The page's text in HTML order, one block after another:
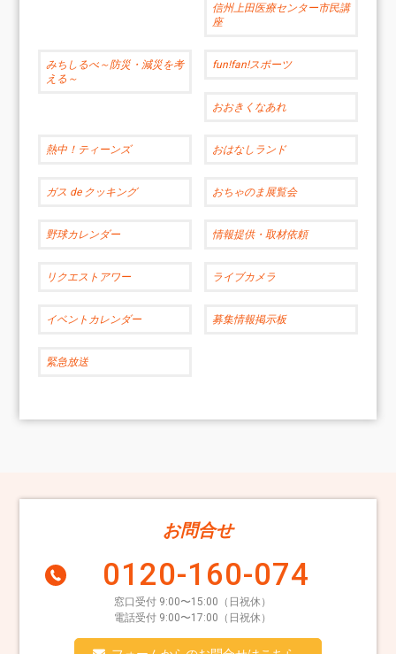
信州上田医療センター市民講
座
みちしるべ～防災・減災を考
える～
fun!fan!スポーツ
おおきくなあれ
熱中！ティーンズ おはなしランド
ガス de クッキング おちゃのま展覧会
野球カレンダー 情報提供・取材依頼
リクエストアワー ライブカメラ
イベントカレンダー 募集情報掲示板
緊急放送
お問合せ
0120-160-074
窓口受付 9:00〜15:00（日祝休）
電話受付 9:00〜17:00（日祝休）